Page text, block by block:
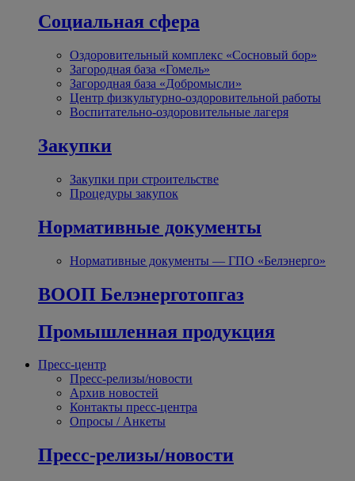
Социальная сфера
Оздоровительный комплекс «Сосновый бор»
Загородная база «Гомель»
Загородная база «Добромысли»
Центр физкультурно-оздоровительной работы
Воспитательно-оздоровительные лагеря
Закупки
Закупки при строительстве
Процедуры закупок
Нормативные документы
Нормативные документы — ГПО «Белэнерго»
ВООП Белэнерготопгаз
Промышленная продукция
Пресс-центр
Пресс-релизы/новости
Архив новостей
Контакты пресс-центра
Опросы / Анкеты
Пресс-релизы/новости